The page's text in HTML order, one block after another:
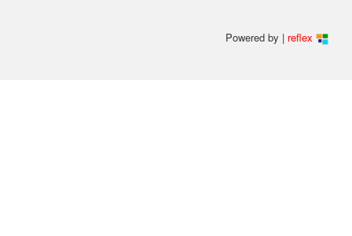
Powered by | reflex